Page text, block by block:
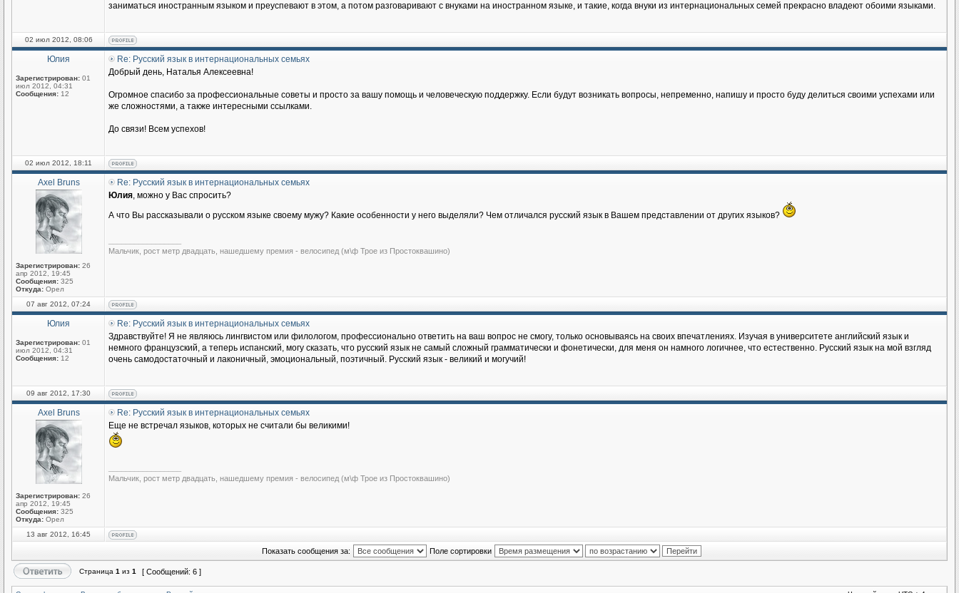
заниматься иностранным языком и преуспевают в этом, а потом разговаривают с внуками на иностранном языке, и такие, когда внуки из интернациональных семей прекрасно владеют обоими языками.
02 июл 2012, 08:06
Юлия
Зарегистрирован: 01
июл 2012, 04:31
Сообщения: 12
Re: Русский язык в интернациональных семьях
Добрый день, Наталья Алексеевна!
Огромное спасибо за профессиональные советы и просто за вашу помощь и человеческую поддержку. Если будут возникать вопросы, непременно, напишу и просто буду делиться своими успехами или
же сложностями, а также интересными ссылками.
До связи! Всем успехов!
02 июл 2012, 18:11
Axel Bruns
Зарегистрирован: 26
апр 2012, 19:45
Сообщения: 325
Откуда: Орел
Re: Русский язык в интернациональных семьях
Юлия, можно у Вас спросить?
А что Вы рассказывали о русском языке своему мужу? Какие особенности у него выделяли? Чем отличался русский язык в Вашем представлении от других языков?
Мальчик, рост метр двадцать, нашедшему премия - велосипед (м\ф Трое из Простоквашино)
07 авг 2012, 07:24
Юлия
Зарегистрирован: 01
июл 2012, 04:31
Сообщения: 12
Re: Русский язык в интернациональных семьях
Здравствуйте! Я не являюсь лингвистом или филологом, профессионально ответить на ваш вопрос не cмогу, только основываясь на своих впечатлениях. Изучая в университете английский язык и
немного французский, а теперь испанский, могу сказать, что русский язык не самый сложный грамматически и фонетически, для меня он намного логичнее, что естественно. Русский язык на мой взгляд
очень самодостаточный и лаконичный, эмоциональный, поэтичный. Русский язык - великий и могучий!
09 авг 2012, 17:30
Axel Bruns
Зарегистрирован: 26
апр 2012, 19:45
Сообщения: 325
Откуда: Орел
Re: Русский язык в интернациональных семьях
Еще не встречал языков, которых не считали бы великими!
Мальчик, рост метр двадцать, нашедшему премия - велосипед (м\ф Трое из Простоквашино)
13 авг 2012, 16:45
Показать сообщения за: Поле сортировки
Страница 1 из 1 [ Сообщений: 6 ]